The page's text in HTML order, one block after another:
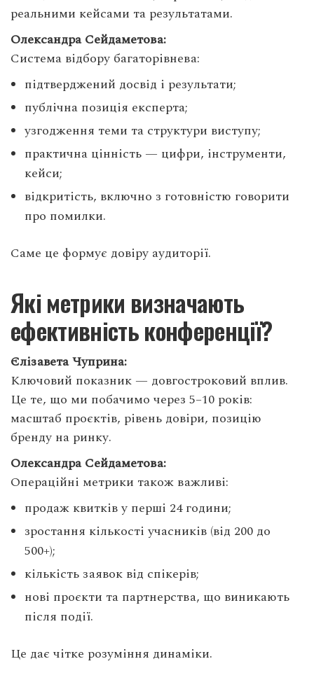
реальними кейсами та результатами.
Олександра Сейдаметова:
Система відбору багаторівнева:
підтверджений досвід і результати;
публічна позиція експерта;
узгодження теми та структури виступу;
практична цінність — цифри, інструменти,
кейси;
відкритість, включно з готовністю говорити
про помилки.
Саме це формує довіру аудиторії.
Які метрики визначають
ефективність конференції?
Єлізавета Чуприна:
Ключовий показник — довгостроковий вплив.
Це те, що ми побачимо через 5–10 років:
масштаб проєктів, рівень довіри, позицію
бренду на ринку.
Олександра Сейдаметова:
Операційні метрики також важливі:
продаж квитків у перші 24 години;
зростання кількості учасників (від 200 до
500+);
кількість заявок від спікерів;
нові проєкти та партнерства, що виникають
після події.
Це дає чітке розуміння динаміки.